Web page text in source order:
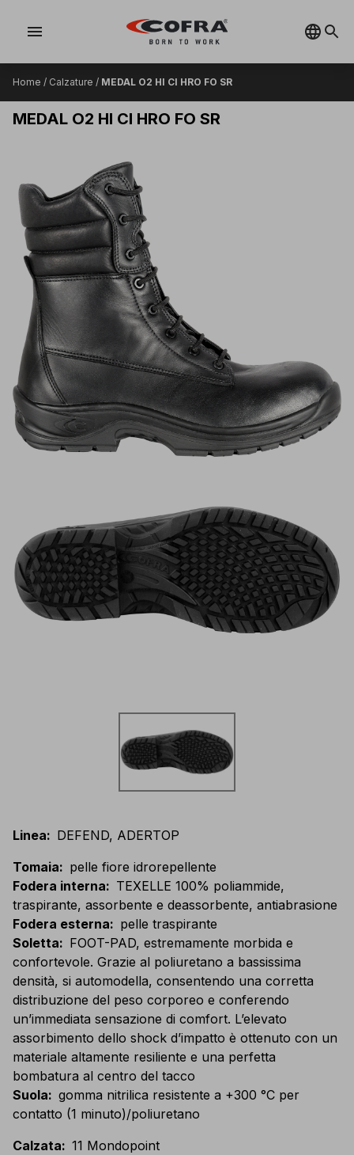
menu
Home / Calzature / MEDAL O2 HI CI HRO FO SR
MEDAL O2 HI CI HRO FO SR
Linea: DEFEND, ADERTOP
Tomaia: pelle fiore idrorepellente
Fodera interna: TEXELLE 100% poliammide,
traspirante, assorbente e deassorbente, antiabrasione
Fodera esterna: pelle traspirante
Soletta: FOOT-PAD, estremamente morbida e
confortevole. Grazie al poliuretano a bassissima
densità, si automodella, consentendo una corretta
distribuzione del peso corporeo e conferendo
un’immediata sensazione di comfort. L’elevato
assorbimento dello shock d’impatto è ottenuto con un
materiale altamente resiliente e una perfetta
bombatura al centro del tacco
Suola: gomma nitrilica resistente a +300 °C per
contatto (1 minuto)/poliuretano
Calzata: 11 Mondopoint